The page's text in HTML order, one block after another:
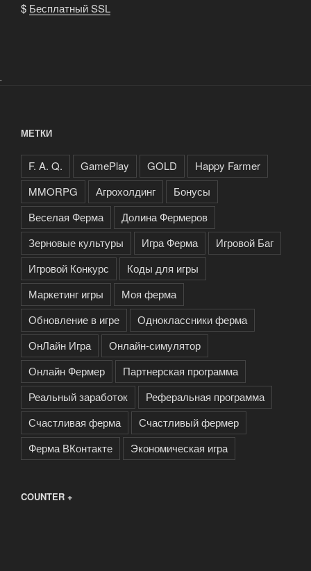
$ Бесплатный SSL
.
МЕТКИ
F. A. Q. GamePlay GOLD
Happy Farmer
MMORPG
Агрохолдинг
Бонусы
Веселая Ферма
Долина Фермеров
Зерновые культуры
Игра Ферма
Игровой Баг
Игровой Конкурс
Коды для игры
Маркетинг игры
Моя ферма
Обновление в игре
Одноклассники ферма
ОнЛайн Игра
Онлайн-симулятор
Онлайн Фермер
Партнерская программа
Реальный заработок
Реферальная программа
Счастливая ферма
Счастливый фермер
Ферма ВКонтакте
Экономическая игра
COUNTER +